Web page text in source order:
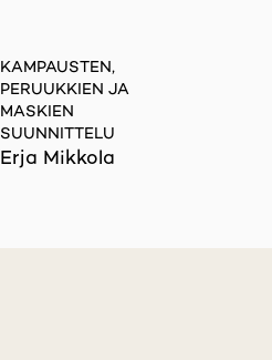
KAMPAUSTEN,
PERUUKKIEN JA
MASKIEN
SUUNNITTELU
Erja Mikkola